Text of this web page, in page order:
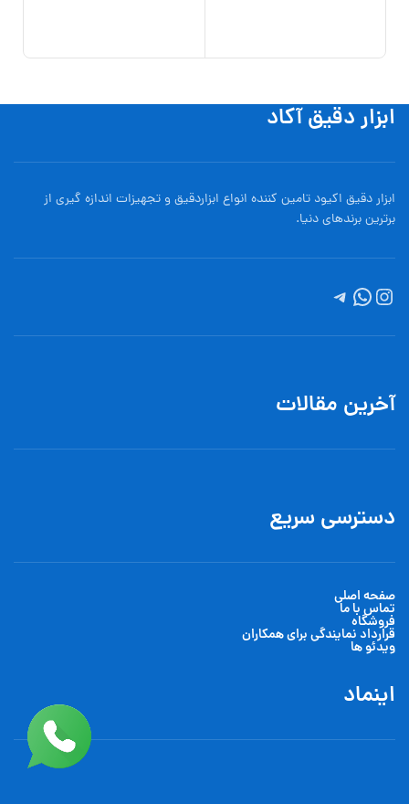
ابزار دقیق آکاد
ابزار دقیق اکیود تامین کننده انواع ابزاردقيق و تجهيزات اندازه گیری از
برترین برندهای دنیا.
آخرین مقالات
دسترسی سریع
صفحه اصلی
تماس با ما
فروشگاه
قرارداد نمایندگی برای همکاران
ویدئو ها
اینماد